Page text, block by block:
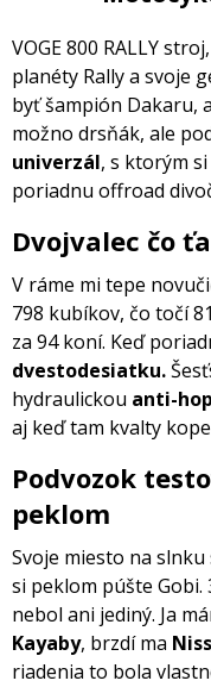
VOGE 800 RALLY
planéty Rally a svoje
byť šampión Dakaru,
možno drsňák, ale
univerzál, s ktorým
poriadnu offroad
Dvojvalec čo
V ráme mi tepe
798 kubíkov, čo točí
za 94 koní. Keď
dvestodesiatku.
hydraulickou anti-
aj keď tam kvalty
Podvozok
peklom
Svoje miesto na
si peklom púšte Gobi.
nebol ani jediný. Ja
Kayaby, brzdí ma
riadenia to bola